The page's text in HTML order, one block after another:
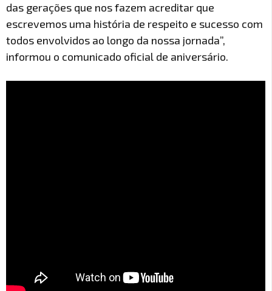
das gerações que nos fazem acreditar que
escrevemos uma história de respeito e sucesso com
todos envolvidos ao longo da nossa jornada”,
informou o comunicado oficial de aniversário.